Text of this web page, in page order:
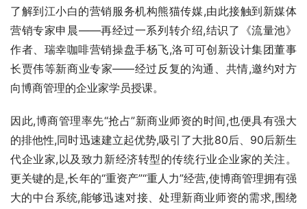
了解到江小白的营销服务机构熊猫传媒,由此接触到新媒体
营销专家申晨——再经过一系列转介绍,结识了《流量池》
作者、瑞幸咖啡营销操盘手杨飞,洛可可创新设计集团董事
长贾伟等新商业专家——经过反复的沟通、共情,邀约对方
向博商管理的企业家学员授课。
因此,博商管理率先“抢占”新商业师资的时间,也便具有强大
的排他性,同时迅速建立起优势,吸引了大批80后、90后新生
代企业家,以及致力新经济转型的传统行业企业家的关注。
更关键的是,长年的“重资产”“重人力”经营,使博商管理拥有强
大的中台系统,能够迅速对接、处理新商业师资的需求,围绕